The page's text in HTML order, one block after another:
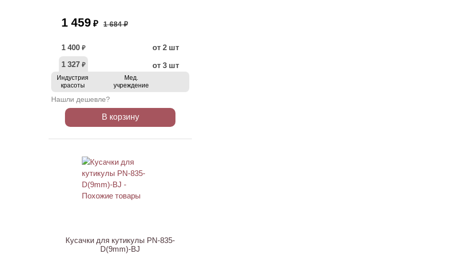
1 459 ₽ 1 684 ₽
1 400 ₽
от 2 шт
1 327 ₽ от 3 шт
Индустрия
красоты
Мед.
учреждение
Нашли дешевле?
В корзину
Кусачки для кутикулы PN-835-
D(9mm)-BJ